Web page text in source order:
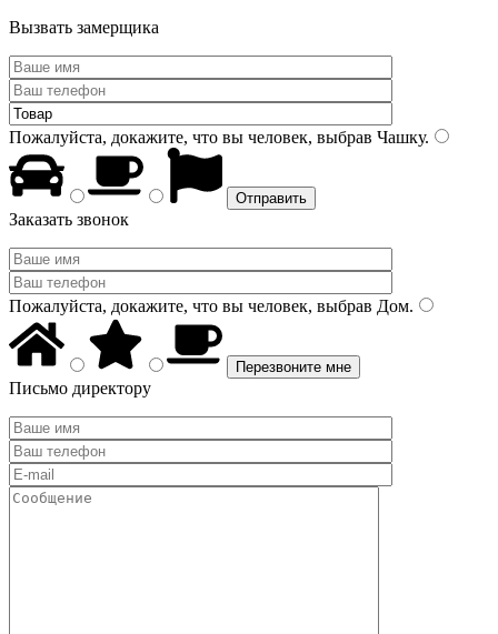
Вызвать замерщика
Пожалуйста, докажите, что вы человек, выбрав Чашку.
Заказать звонок
Пожалуйста, докажите, что вы человек, выбрав Дом.
Письмо директору